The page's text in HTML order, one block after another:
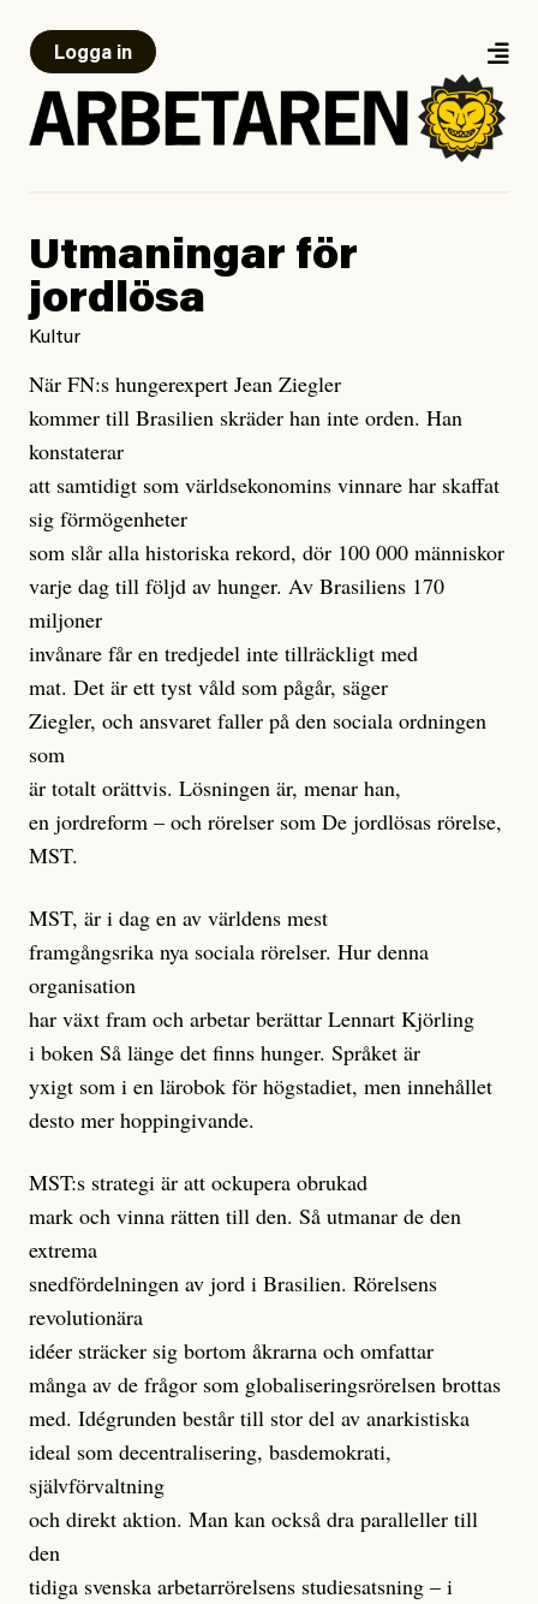
Logga in
Utmaningar för
jordlösa
Kultur
När FN:s hungerexpert Jean Ziegler
kommer till Brasilien skräder han inte orden. Han
konstaterar
att samtidigt som världsekonomins vinnare har skaffat
sig förmögenheter
som slår alla historiska rekord, dör 100 000 människor
varje dag till följd av hunger. Av Brasiliens 170
miljoner
invånare får en tredjedel inte tillräckligt med
mat. Det är ett tyst våld som pågår, säger
Ziegler, och ansvaret faller på den sociala ordningen
som
är totalt orättvis. Lösningen är, menar han,
en jordreform – och rörelser som De jordlösas rörelse,
MST.
MST, är i dag en av världens mest
framgångsrika nya sociala rörelser. Hur denna
organisation
har växt fram och arbetar berättar Lennart Kjörling
i boken Så länge det finns hunger. Språket är
yxigt som i en lärobok för högstadiet, men innehållet
desto mer hoppingivande.
MST:s strategi är att ockupera obrukad
mark och vinna rätten till den. Så utmanar de den
extrema
snedfördelningen av jord i Brasilien. Rörelsens
revolutionära
idéer sträcker sig bortom åkrarna och omfattar
många av de frågor som globaliseringsrörelsen brottas
med. Idégrunden består till stor del av anarkistiska
ideal som decentralisering, basdemokrati,
självförvaltning
och direkt aktion. Man kan också dra paralleller till
den
tidiga svenska arbetarrörelsens studiesatsning – i